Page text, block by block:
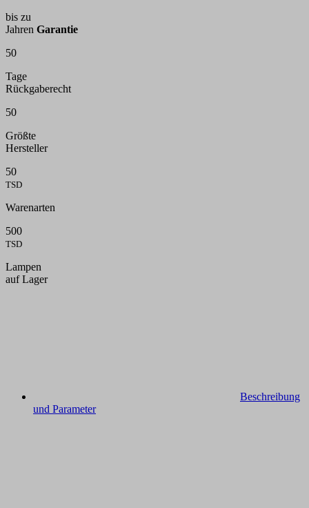
bis zu
Jahren Garantie
50
Tage
Rückgaberecht
50
Größte
Hersteller
50
TSD
Warenarten
500
TSD
Lampen
auf Lager
Beschreibung
und Parameter